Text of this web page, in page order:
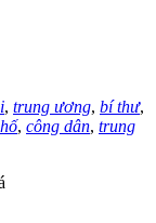
, trung ương, bí thư,
, công dân, trung